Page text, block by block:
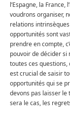
l’Espagne, la France,
voudrons organiser,
relations
opportunités sont
prendre en compte,
pouvoir de décider si
toutes ces questions,
est crucial de saisir
opportunités qui se
devons pas laisser le
sera le cas, les